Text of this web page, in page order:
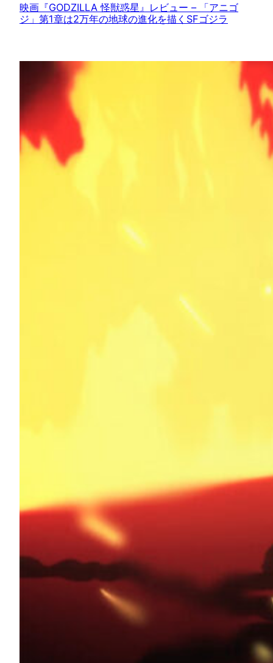
映画『GODZILLA 怪獣惑星』レビュー – 「アニゴ
ジ」第1章は2万年の地球の進化を描くSFゴジラ